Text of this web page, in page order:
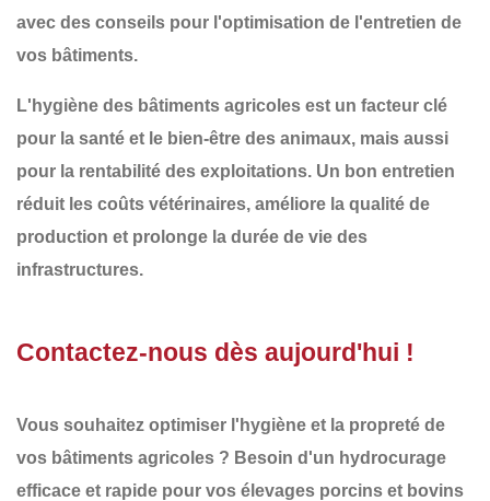
avec des conseils pour l'optimisation de l'entretien de
vos bâtiments.
L' hygiène des bâtiments agricoles est un facteur clé
pour la santé et le bien-être des animaux, mais aussi
pour la rentabilité des exploitations. Un bon entretien
réduit les coûts vétérinaires, améliore la qualité de
production et prolonge la durée de vie des
infrastructures.
Contactez-nous dès aujourd'hui !
Vous souhaitez optimiser l' hygiène et la propreté de
vos bâtiments agricoles ? Besoin d'un hydrocurage
efficace et rapide pour vos élevages porcins et bovins